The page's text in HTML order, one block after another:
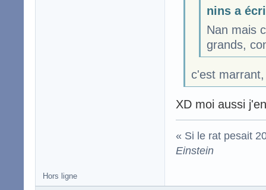
nins a
Nan mais
grands,
c'est
XD moi aussi
« Si le rat pesait
Einstein
Hors ligne